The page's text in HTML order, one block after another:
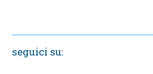
seguici su: